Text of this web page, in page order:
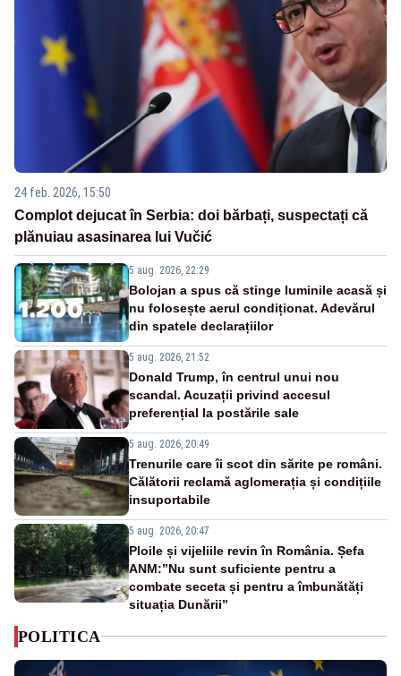
24 feb. 2026, 15:50
Complot dejucat în Serbia: doi bărbați, suspectați că
plănuiau asasinarea lui Vučić
5 aug. 2026, 22:29
Bolojan a spus că stinge luminile acasă și
nu folosește aerul condiționat. Adevărul
din spatele declarațiilor
5 aug. 2026, 21:52
Donald Trump, în centrul unui nou
scandal. Acuzații privind accesul
preferențial la postările sale
5 aug. 2026, 20:49
Trenurile care îi scot din sărite pe români.
Călătorii reclamă aglomerația și condițiile
insuportabile
5 aug. 2026, 20:47
Ploile și vijeliile revin în România. Șefa
ANM:”Nu sunt suficiente pentru a
combate seceta și pentru a îmbunătăți
situația Dunării”
POLITICA